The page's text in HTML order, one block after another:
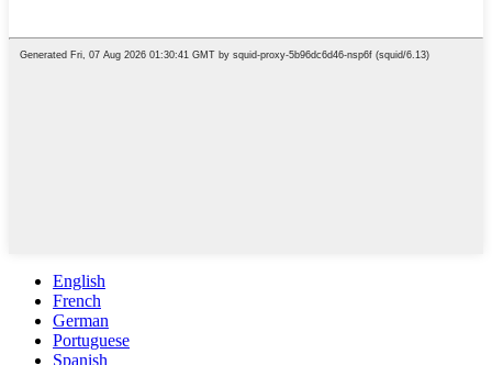
English
French
German
Portuguese
Spanish